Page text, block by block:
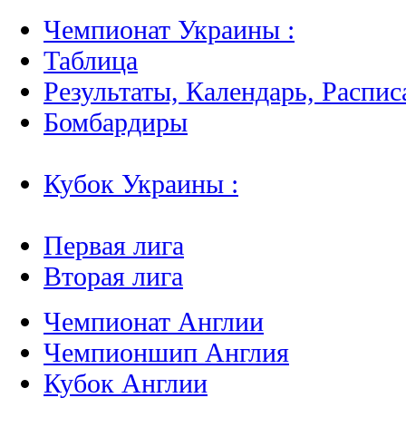
Чемпионат Украины :
Таблица
Результаты, Календарь,
Бомбардиры
Кубок Украины :
Первая лига
Вторая лига
Чемпионат Англии
Чемпионшип Англия
Кубок Англии